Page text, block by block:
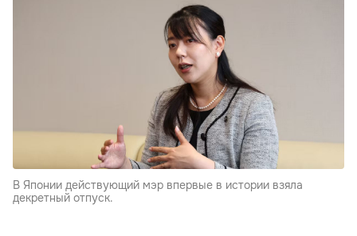
В Японии действующий мэр впервые в истории взяла
декретный отпуск.